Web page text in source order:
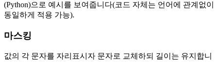
(Python)으로 예시를 보여줍니다(코드 자체는 언어에 관계없이
동일하게 적용 가능).
마스킹
값의 각 문자를 자리표시자 문자로 교체하되 길이는 유지합니